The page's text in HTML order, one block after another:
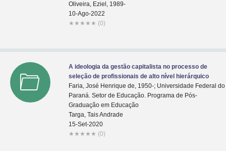
Oliveira, Eziel, 1989-
10-Ago-2022
★ ★ ★ ★ ★ (0)
A ideologia da gestão capitalista no processo de
seleção de profissionais de alto nível hierárquico
Faria, José Henrique de, 1950-; Universidade Federal do
Paraná. Setor de Educação. Programa de Pós-
Graduação em Educação
Targa, Tais Andrade
15-Set-2020
★ ★ ★ ★ ★ (0)